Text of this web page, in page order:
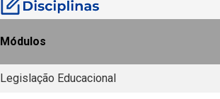
Módulos
Legislação Educacional